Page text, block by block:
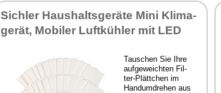
Sich­ler Haus­halts­ge­rä­te Mi­ni Kli­ma­
ge­rät, Mo­bi­ler Luft­küh­ler mit LED
Tau­schen Sie Ih­re
auf­ge­weich­ten Fil­
ter-Plätt­chen im
Hand­um­dre­hen aus